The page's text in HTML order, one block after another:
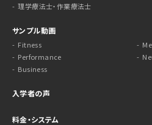
理学療法士・作業療法士
サンプル動画
Fitness
Performance
Business
入学者の声
料金・システム